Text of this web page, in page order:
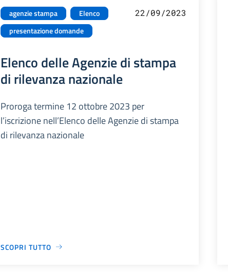
agenzie stampa
Elenco
presentazione domande
22/09/2023
Elenco delle Agenzie di stampa
di rilevanza nazionale
Proroga termine 12 ottobre 2023 per
l’iscrizione nell’Elenco delle Agenzie di stampa
di rilevanza nazionale
SCOPRI TUTTO